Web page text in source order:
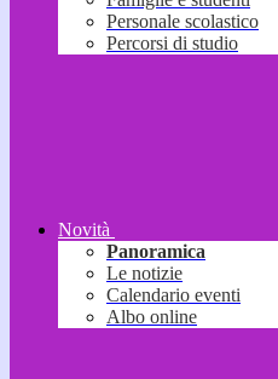
Personale scolastico
Percorsi di studio
Novità
Panoramica
Le notizie
Calendario eventi
Albo online